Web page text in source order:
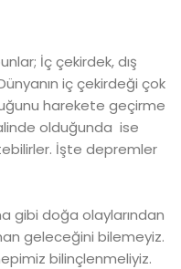
İç çekirdek, dış
iç çekirdeği çok
harekete geçirme
olduğunda ise
İşte depremler
gibi doğa olaylarından
geleceğini bilemeyiz.
bilinçlenmeliyiz.